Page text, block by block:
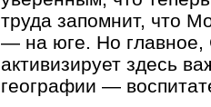
труда запомнит, что
— на юге. Но главное,
активизирует здесь
географии —